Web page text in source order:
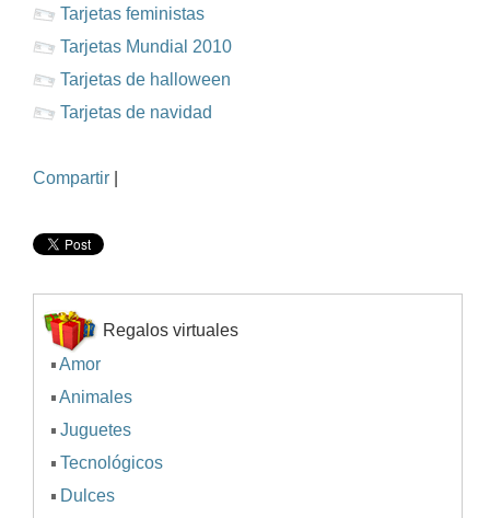
Tarjetas feministas
Tarjetas Mundial 2010
Tarjetas de halloween
Tarjetas de navidad
Compartir
Regalos virtuales
Amor
Animales
Juguetes
Tecnológicos
Dulces